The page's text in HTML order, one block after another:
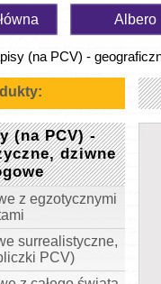
Albero
(na PCV) -
(na PCV) -
dziwne
z egzotycznymi
surrealistyczne,
PCV)